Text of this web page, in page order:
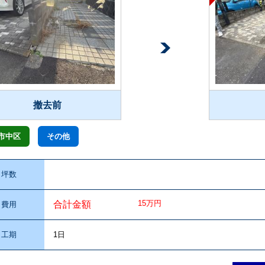
撤去前
中区 その他
坪数
費用 合計金額 15万円
工期 1日